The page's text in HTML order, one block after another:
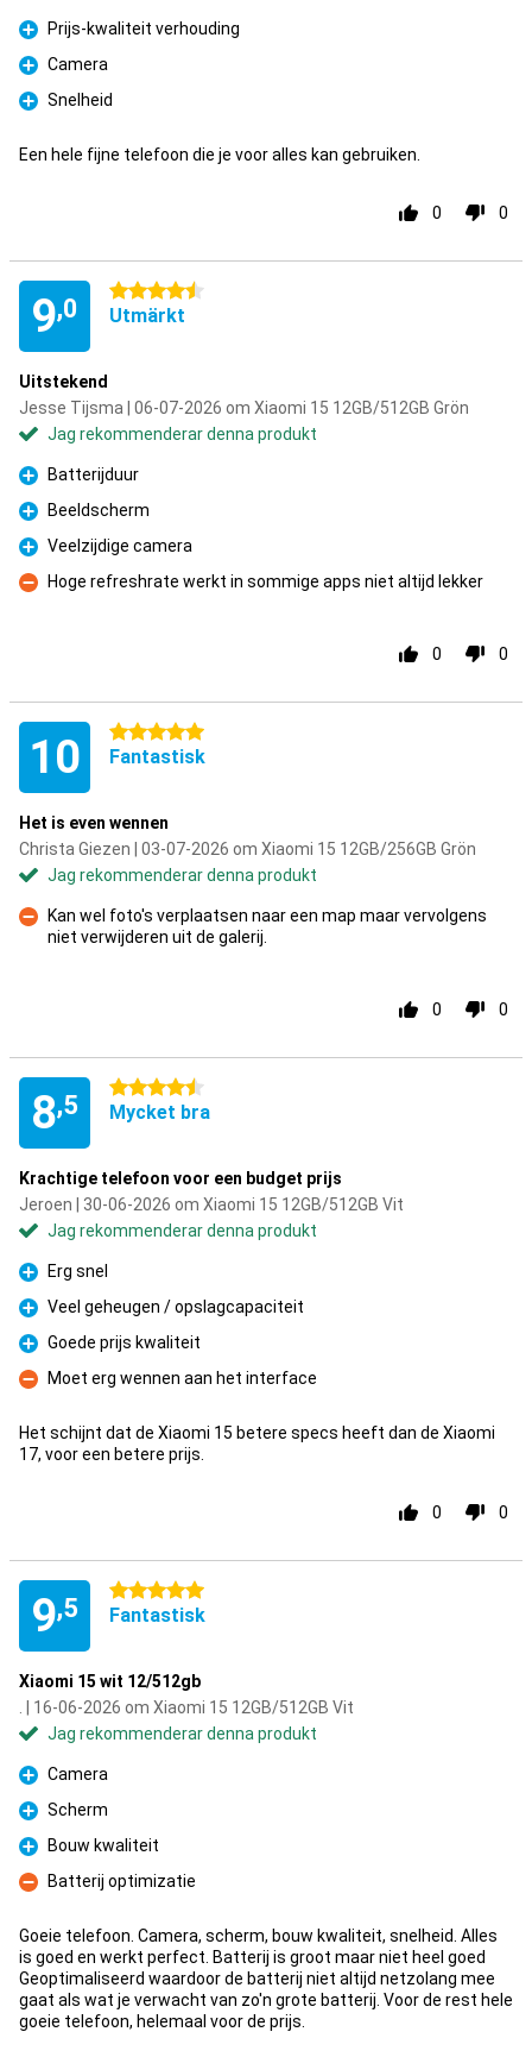
Fördelar
Prijs-kwaliteit verhouding
Fördelar
Camera
Fördelar
Snelheid
Een hele fijne telefoon die je voor alles kan gebruiken.
0 0
9,0
4.5 stjärnor
Utmärkt
Uitstekend
Jesse Tijsma | 06-07-2026 om Xiaomi 15 12GB/512GB Grön
Jag rekommenderar denna produkt
Fördelar
Batterijduur
Fördelar
Beeldscherm
Fördelar
Veelzijdige camera
Nackdelar
Hoge refreshrate werkt in sommige apps niet altijd lekker
0 0
10 5 stjärnor
Fantastisk
Het is even wennen
Christa Giezen | 03-07-2026 om Xiaomi 15 12GB/256GB Grön
Jag rekommenderar denna produkt
Nackdelar
Kan wel foto's verplaatsen naar een map maar vervolgens
niet verwijderen uit de galerij.
0 0
8,5
4.5 stjärnor
Mycket bra
Krachtige telefoon voor een budget prijs
Jeroen | 30-06-2026 om Xiaomi 15 12GB/512GB Vit
Jag rekommenderar denna produkt
Fördelar
Erg snel
Fördelar
Veel geheugen / opslagcapaciteit
Fördelar
Goede prijs kwaliteit
Nackdelar
Moet erg wennen aan het interface
Het schijnt dat de Xiaomi 15 betere specs heeft dan de Xiaomi
17, voor een betere prijs.
0 0
9,5
5 stjärnor
Fantastisk
Xiaomi 15 wit 12/512gb
. | 16-06-2026 om Xiaomi 15 12GB/512GB Vit
Jag rekommenderar denna produkt
Fördelar
Camera
Fördelar
Scherm
Fördelar
Bouw kwaliteit
Nackdelar
Batterij optimizatie
Goeie telefoon. Camera, scherm, bouw kwaliteit, snelheid. Alles
is goed en werkt perfect. Batterij is groot maar niet heel goed
Geoptimaliseerd waardoor de batterij niet altijd netzolang mee
gaat als wat je verwacht van zo'n grote batterij. Voor de rest hele
goeie telefoon, helemaal voor de prijs.